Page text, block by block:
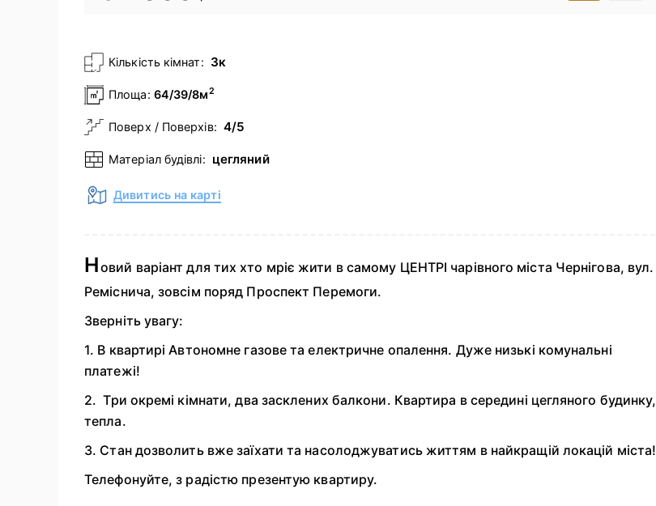
Кількість кімнат: 3к
Площа: 64/39/8м2
Поверх / Поверхів: 4/5
Матеріал будівлі: цегляний
Дивитись на карті
Новий варіант для тих хто мріє жити в самому ЦЕНТРІ чарівного міста Чернігова, вул.
Реміснича, зовсім поряд Проспект Перемоги.
Зверніть увагу:
1. В квартирі Автономне газове та електричне опалення. Дуже низькі комунальні
платежі!
2. Три окремі кімнати, два засклених балкони. Квартира в середині цегляного будинку,
тепла.
3. Стан дозволить вже заїхати та насолоджуватись життям в найкращій локацій міста!
Телефонуйте, з радістю презентую квартиру.